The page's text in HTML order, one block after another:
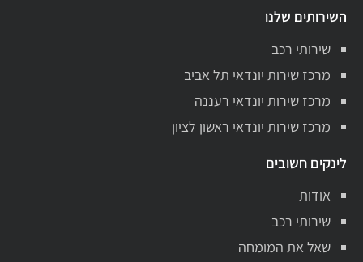
השירותים שלנו
שירותי רכב
מרכז שירות יונדאי תל אביב
מרכז שירות יונדאי רעננה
מרכז שירות יונדאי ראשון לציון
לינקים חשובים
אודות
שירותי רכב
שאל את המומחה